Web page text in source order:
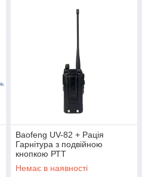
Baofeng UV-82 + Рація
Гарнітура з подвійною
кнопкою РТТ
Немає в наявності